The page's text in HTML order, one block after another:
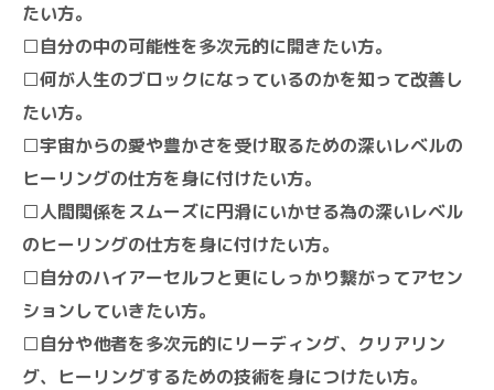
たい方。
□自分の中の可能性を多次元的に開きたい方。
□何が人生のブロックになっているのかを知って改善し
たい方。
□宇宙からの愛や豊かさを受け取るための深いレベルの
ヒーリングの仕方を身に付けたい方。
□人間関係をスムーズに円滑にいかせる為の深いレベル
のヒーリングの仕方を身に付けたい方。
□自分のハイアーセルフと更にしっかり繋がってアセン
ションしていきたい方。
□自分や他者を多次元的にリーディング、クリアリン
グ、ヒーリングするための技術を身につけたい方。